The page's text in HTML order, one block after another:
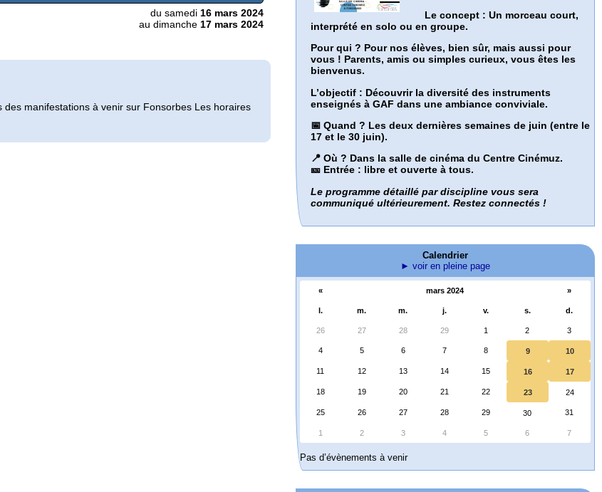
du samedi 16 mars 2024
au dimanche 17 mars 2024
manifestations à venir sur Fonsorbes Les horaires
Le concept : Un morceau court,
interprété en solo ou en groupe.
Pour qui ? Pour nos élèves, bien sûr, mais aussi pour
vous ! Parents, amis ou simples curieux, vous êtes les
bienvenus.
L’objectif : Découvrir la diversité des instruments
enseignés à GAF dans une ambiance conviviale.
📅 Quand ? Les deux dernières semaines de juin (entre le
17 et le 30 juin).
📍 Où ? Dans la salle de cinéma du Centre Cinémuz.
🎫 Entrée : libre et ouverte à tous.
Le programme détaillé par discipline vous sera
communiqué ultérieurement. Restez connectés !
Calendrier
► voir en pleine page
« mars 2024 »
l. m. m. j. v. s. d.
26 27 28 29 1 2 3
4 5 6 7 8 9 10
11 12 13 14 15 16 17
18 19 20 21 22 23 24
25 26 27 28 29 30 31
1 2 3 4 5 6 7
Pas d’évènements à venir